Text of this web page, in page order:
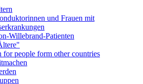
und Frauen mit
Willebrand-Patienten
for people form other countries